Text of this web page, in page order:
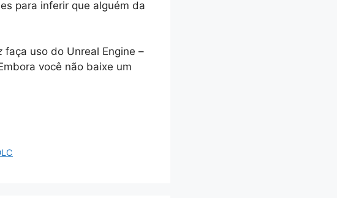
para inferir que alguém da
faça uso do Unreal Engine –
você não baixe um